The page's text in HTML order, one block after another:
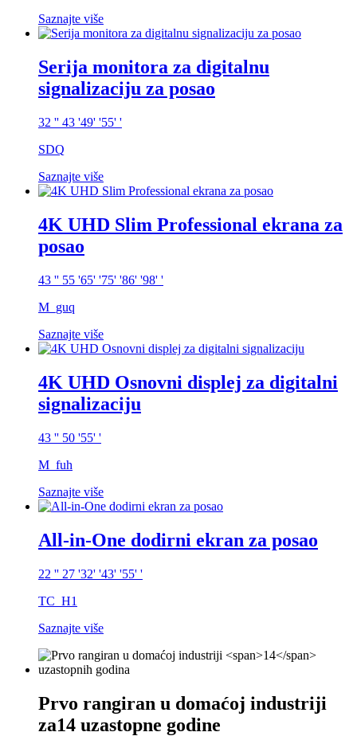
Saznajte više
Serija monitora za digitalnu
signalizaciju za posao
32 '' 43 '49' '55' '
SDQ
Saznajte više
4K UHD Slim Professional ekrana za
posao
43 '' 55 '65' '75' '86' '98' '
M_guq
Saznajte više
4K UHD Osnovni displej za digitalni
signalizaciju
43 '' 50 '55' '
M_fuh
Saznajte više
All-in-One dodirni ekran za posao
22 '' 27 '32' '43' '55' '
TC_H1
Saznajte više
Prvo rangiran u domaćoj industriji
za14 uzastopne godine